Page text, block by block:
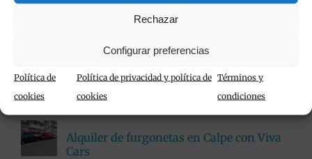
Rechazar
Configurar preferencias
Política de
cookies
Política de privacidad y política de
cookies
Términos y
condiciones
Viva Cars
Popular
Alquiler de furgonetas en Calpe con Viva
Cars